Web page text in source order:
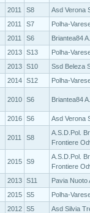
2011 S8
Asd Verona
2011 S7
Polha-
2011 S6
Briantea84
2013 S13
Polha-
2013 S10
Ssd Beleza
2014 S12
Polha-
2010 S6 Briantea84
2016 S6 Asd Verona
2011 S8
A.S.D.Pol.
Frontiere
2015 S9
A.S.D.Pol.
Frontiere
2013 S11
Pavia Nuoto
2015 S5
Polha-
2012 S5
Asd Silvia